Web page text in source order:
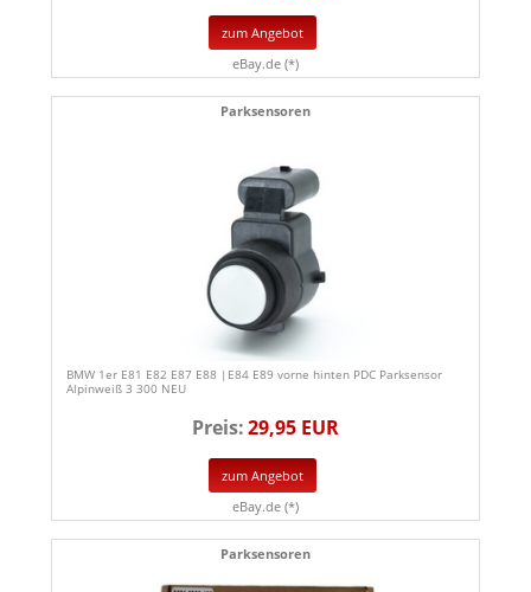
zum Angebot
eBay.de (*)
Parksensoren
BMW 1er E81 E82 E87 E88 |E84 E89 vorne hinten PDC Parksensor
Alpinweiß 3 300 NEU
Preis:29,95 EUR
zum Angebot
eBay.de (*)
Parksensoren